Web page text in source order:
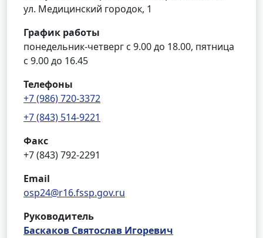
ул. Медицинский городок, 1
График работы
понедельник-четверг с 9.00 до 18.00, пятница
с 9.00 до 16.45
Телефоны
+7 (986) 720-3372
+7 (843) 514-9221
Факс
+7 (843) 792-2291
Email
osp24@r16.fssp.gov.ru
Руководитель
Баскаков Святослав Игоревич